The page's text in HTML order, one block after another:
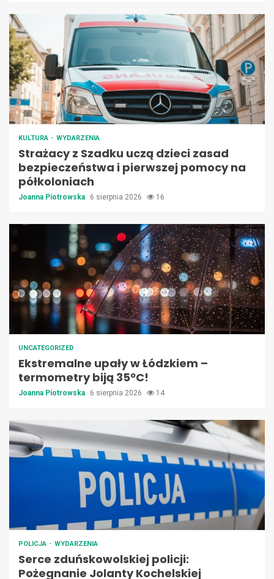
KULTURA WYDARZENIA
Strażacy z Szadku uczą dzieci zasad
bezpieczeństwa i pierwszej pomocy na
półkoloniach
Joanna Piotrowska 6 sierpnia 2026 16
UNCATEGORIZED
Ekstremalne upały w Łódzkiem –
termometry biją 35ºC!
Joanna Piotrowska 6 sierpnia 2026 14
POLICJA WYDARZENIA
Serce zduńskowolskiej policji:
Pożegnanie Jolanty Kochelskiej